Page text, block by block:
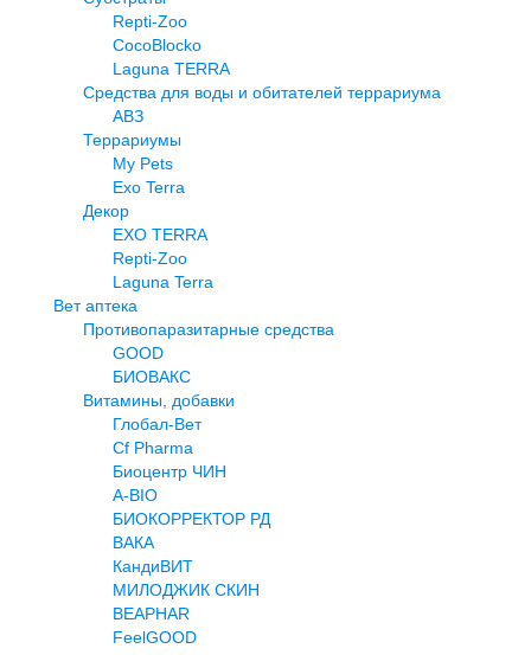
Repti-Zoo
CocoBlocko
Laguna TERRA
Средства для воды и обитателей террариума
АВЗ
Террариумы
My Pets
Exo Terra
Декор
EXO TERRA
Repti-Zoo
Laguna Terra
Вет аптека
Противопаразитарные средства
GOOD
БИОВАКС
Витамины, добавки
Глобал-Вет
Cf Pharma
Биоцентр ЧИН
A-BIO
БИОКОРРЕКТОР РД
ВАКА
КандиВИТ
МИЛОДЖИК СКИН
BEAPHAR
FeelGOOD